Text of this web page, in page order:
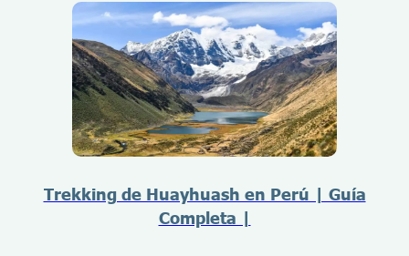
Trekking de Huayhuash en Perú | Guía
Completa |